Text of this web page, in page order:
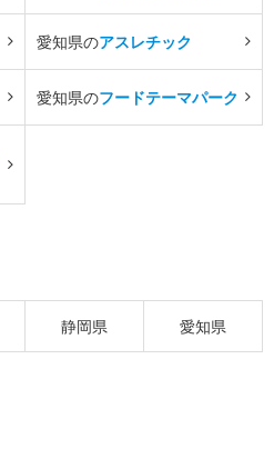
愛知県のアスレチック
愛知県のフードテーマパーク
静岡県 愛知県